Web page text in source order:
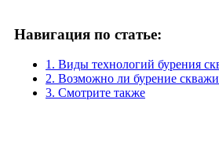
Навигация по статье:
1. Виды технологий бурения
2. Возможно ли бурение
3. Смотрите также